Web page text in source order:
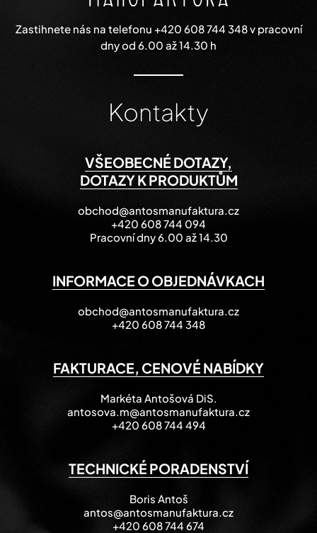
Zastihnete nás na telefonu +420 608 744 348v pracovní
dny od 6.00 až 14.30 h
Kontakty
VŠEOBECNÉ DOTAZY,
DOTAZY K PRODUKTŮM
obchod@antosmanufaktura.cz
+420 608 744 094
Pracovní dny 6.00 až 14.30
INFORMACE O OBJEDNÁVKACH
obchod@antosmanufaktura.cz
+420 608 744 348
FAKTURACE, CENOVÉ NABÍDKY
Markéta Antošová DiS.
antosova.m@antosmanufaktura.cz
+420 608 744 494
TECHNICKÉ PORADENSTVÍ
Boris Antoš
antos@antosmanufaktura.cz
+420 608 744 674